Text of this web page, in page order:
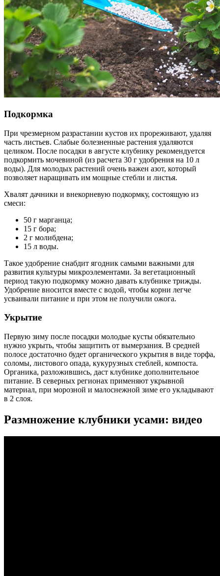
Подкормка
При чрезмерном разрастании кустов их прореживают, удаляя
часть листьев. Слабые болезненные растения удаляются
целиком. После посадки в августе клубнику рекомендуется
подкормить мочевиной (из расчета 30 г удобрения на 10 л
воды). Для молодых растений очень важен азот, который
позволяет наращивать им мощные стебли и листья.
Хвалят дачники и внекорневую подкормку, состоящую из
смеси:
50 г марганца;
15 г бора;
2 г молибдена;
15 л воды.
Такое удобрение снабдит ягодник самыми важными для
развития культуры микроэлементами. За вегетационный
период такую подкормку можно давать клубнике трижды.
Удобрение вносится вместе с водой, чтобы корни легче
усваивали питание и при этом не получили ожога.
Укрытие
Первую зиму после посадки молодые кусты обязательно
нужно укрыть, чтобы защитить от вымерзания. В средней
полосе достаточно будет органического укрытия в виде торфа,
соломы, листового опада, кукурузных стеблей, компоста.
Органика, разложившись, даст клубнике дополнительное
питание. В северных регионах применяют укрывной
материал, при морозной и малоснежной зиме его укладывают
в 2 слоя.
Размножение клубники усами: видео